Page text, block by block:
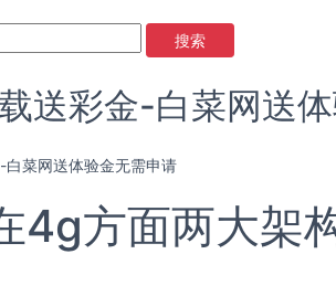
搜索
送彩金-白菜网送
白菜网送体验金无需申请
4g方面两大架